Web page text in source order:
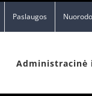
Paslaugos
Administracinė